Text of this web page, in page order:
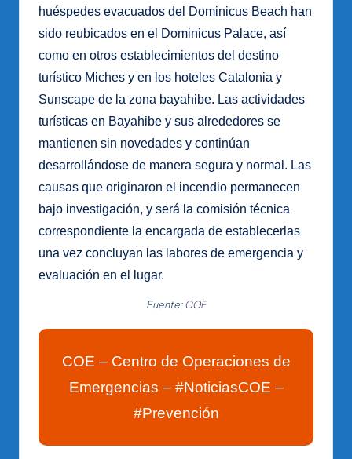
huéspedes evacuados del Dominicus Beach han
sido reubicados en el Dominicus Palace, así
como en otros establecimientos del destino
turístico Miches y en los hoteles Catalonia y
Sunscape de la zona bayahibe. Las actividades
turísticas en Bayahibe y sus alrededores se
mantienen sin novedades y continúan
desarrollándose de manera segura y normal. Las
causas que originaron el incendio permanecen
bajo investigación, y será la comisión técnica
correspondiente la encargada de establecerlas
una vez concluyan las labores de emergencia y
evaluación en el lugar.
Fuente:COE
COE – Centro de Operaciones de
Emergencias – #NoticiasCOE –
#Prevención